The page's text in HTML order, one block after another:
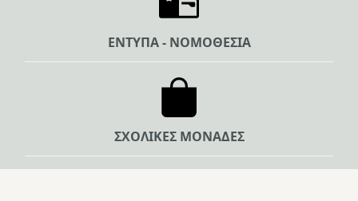
ΕΝΤΥΠΑ - ΝΟΜΟΘΕΣΙΑ
ΣΧΟΛΙΚΕΣ ΜΟΝΑΔΕΣ